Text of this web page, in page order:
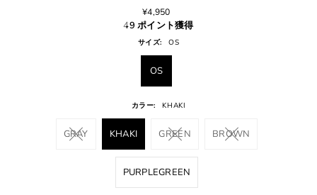
¥4,950
49 ポイント獲得
サイズ: OS
OS
カラー: KHAKI
GRAY KHAKI GREEN BROWN
PURPLEGREEN